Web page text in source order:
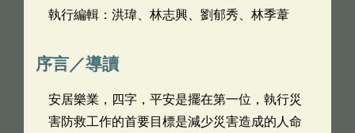
執行編輯：洪瑋、林志興、劉郁秀、林季葦
序言／導讀
安居樂業，四字，平安是擺在第一位，執行災
害防救工作的首要目標是減少災害造成的人命